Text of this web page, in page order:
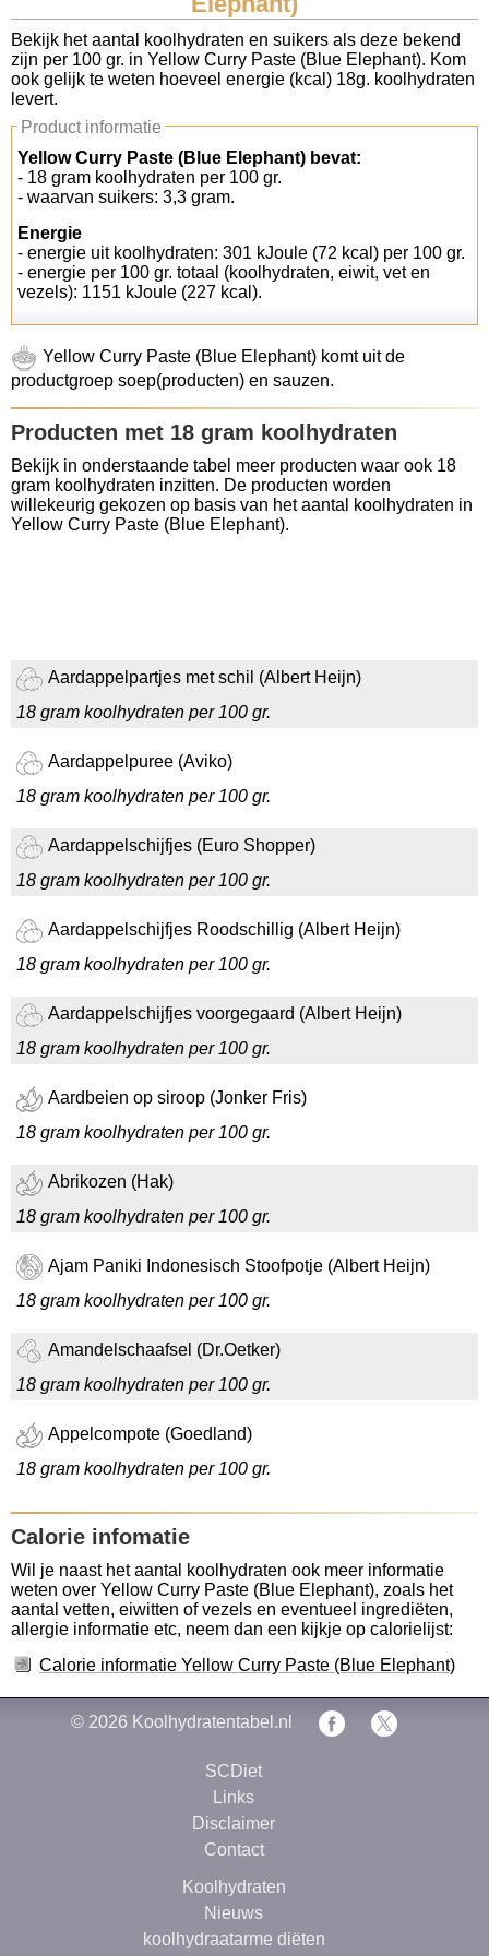
Koolhydraten tellen
Links
Bekijk het aantal koolhydraten en suikers als deze bekend
zijn per 100 gr. in Yellow Curry Paste (Blue Elephant). Kom
ook gelijk te weten hoeveel energie (kcal) 18g. koolhydraten
levert.
Product informatie
Yellow Curry Paste (Blue Elephant) bevat:
- 18 gram koolhydraten per 100 gr.
- waarvan suikers: 3,3 gram.
Energie
- energie uit koolhydraten: 301 kJoule (72 kcal) per 100 gr.
- energie per 100 gr. totaal (koolhydraten, eiwit, vet en
vezels): 1151 kJoule (227 kcal).
Yellow Curry Paste (Blue Elephant) komt uit de
productgroep soep(producten) en sauzen.
Producten met 18 gram koolhydraten
Bekijk in onderstaande tabel meer producten waar ook 18
gram koolhydraten inzitten. De producten worden
willekeurig gekozen op basis van het aantal koolhydraten in
Yellow Curry Paste (Blue Elephant).
Aardappelpartjes met schil (Albert Heijn)
18 gram koolhydraten per 100 gr.
Aardappelpuree (Aviko)
18 gram koolhydraten per 100 gr.
Aardappelschijfjes (Euro Shopper)
18 gram koolhydraten per 100 gr.
Aardappelschijfjes Roodschillig (Albert Heijn)
18 gram koolhydraten per 100 gr.
Aardappelschijfjes voorgegaard (Albert Heijn)
18 gram koolhydraten per 100 gr.
Aardbeien op siroop (Jonker Fris)
18 gram koolhydraten per 100 gr.
Abrikozen (Hak)
18 gram koolhydraten per 100 gr.
Ajam Paniki Indonesisch Stoofpotje (Albert Heijn)
18 gram koolhydraten per 100 gr.
Amandelschaafsel (Dr.Oetker)
18 gram koolhydraten per 100 gr.
Appelcompote (Goedland)
18 gram koolhydraten per 100 gr.
Calorie infomatie
Wil je naast het aantal koolhydraten ook meer informatie
weten over Yellow Curry Paste (Blue Elephant), zoals het
aantal vetten, eiwitten of vezels en eventueel ingrediëten,
allergie informatie etc, neem dan een kijkje op calorielijst:
Calorie informatie Yellow Curry Paste (Blue Elephant)
© 2026 Koolhydratentabel.nl
SCDiet
Links
Disclaimer
Contact
Koolhydraten
Nieuws
koolhydraatarme diëten